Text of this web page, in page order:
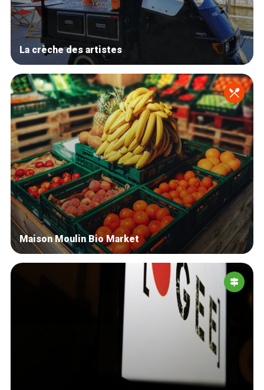
La crèche des artistes
Maison Moulin Bio Market